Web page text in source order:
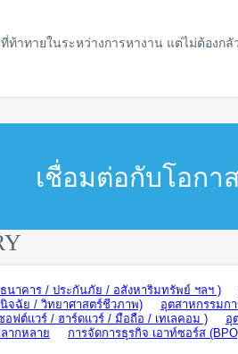
ท้าทายในระหว่างการหางาน แต่ไม่ต้อง
เชื่อมต่อกับโอกา
นาคาร / ประกันภัย / อสังหาริมทรัพย์ ฯลฯ )
จฉัย / วิทยาศาสตร์ชีวภาพ)
อุตสาหกรรมก
ฟต์แวร์ / ฮาร์ดแวร์ / มือถือ / เทเลคอม )
อุ
ากหลาย การจัดการธุรกิจ เอาท์ซอร์ส